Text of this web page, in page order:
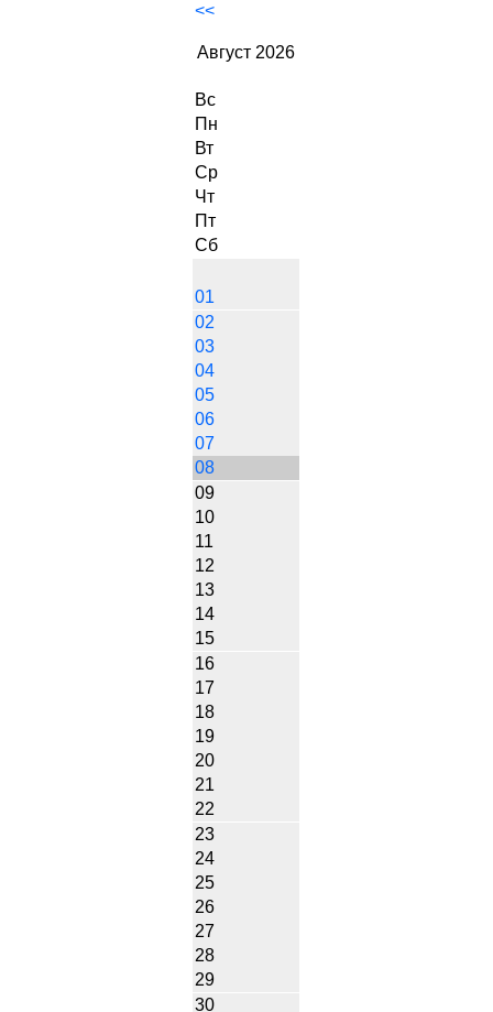
<<
Август 2026
Вс
Пн
Вт
Ср
Чт
Пт
Сб
01
02
03
04
05
06
07
08
09
10
11
12
13
14
15
16
17
18
19
20
21
22
23
24
25
26
27
28
29
30